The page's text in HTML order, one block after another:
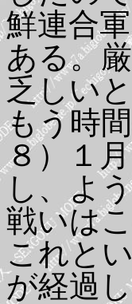
鮮連合
ある。
乏しい
もう時
８）１
し、よ
戦いは
これと
が経過